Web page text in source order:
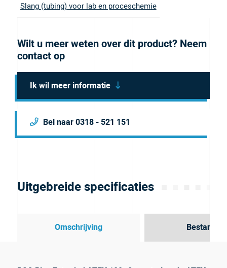
Slang (tubing) voor lab en proceschemie
Wilt u meer weten over dit product? Neem
contact op
Ik wil meer informatie
Bel naar 0318 - 521 151
Uitgebreide specificaties
Omschrijving Bestanden